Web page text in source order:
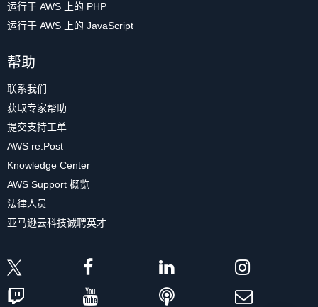
运行于 AWS 上的 PHP
运行于 AWS 上的 JavaScript
帮助
联系我们
获取专家帮助
提交支持工单
AWS re:Post
Knowledge Center
AWS Support 概览
法律人员
亚马逊云科技诚聘英才